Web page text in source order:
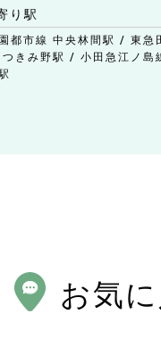
り駅
都市線 中央林間駅 / 東急
きみ野駅 / 小田急江ノ島
お気